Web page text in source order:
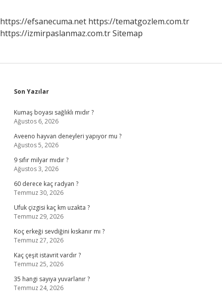
https://efsanecuma.net https://tematgozlem.com.tr
https://izmirpaslanmaz.com.trSitemap
Sidebar
Son Yazılar
Kumaş boyası sağlıklı mıdır ?
Ağustos 6, 2026
Aveeno hayvan deneyleri yapıyor mu ?
Ağustos 5, 2026
9 sıfır milyar mıdır ?
Ağustos 3, 2026
60 derece kaç radyan ?
Temmuz 30, 2026
Ufuk çizgisi kaç km uzakta ?
Temmuz 29, 2026
Koç erkeği sevdiğini kıskanır mı ?
Temmuz 27, 2026
Kaç çeşit istavrit vardır ?
Temmuz 25, 2026
35 hangi sayıya yuvarlanır ?
Temmuz 24, 2026